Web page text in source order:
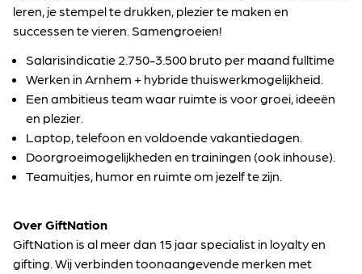
leren, je stempel te drukken, plezier te maken en
successen te vieren. Samengroeien!
Salarisindicatie 2.750-3.500 bruto per maand fulltime
Werken in Arnhem + hybride thuiswerkmogelijkheid.
Een ambitieus team waar ruimte is voor groei, ideeën
en plezier.
Laptop, telefoon en voldoende vakantiedagen.
Doorgroeimogelijkheden en trainingen (ook inhouse).
Teamuitjes, humor en ruimte om jezelf te zijn.
Over GiftNation
GiftNation is al meer dan 15 jaar specialist in loyalty en
gifting. Wij verbinden toonaangevende merken met